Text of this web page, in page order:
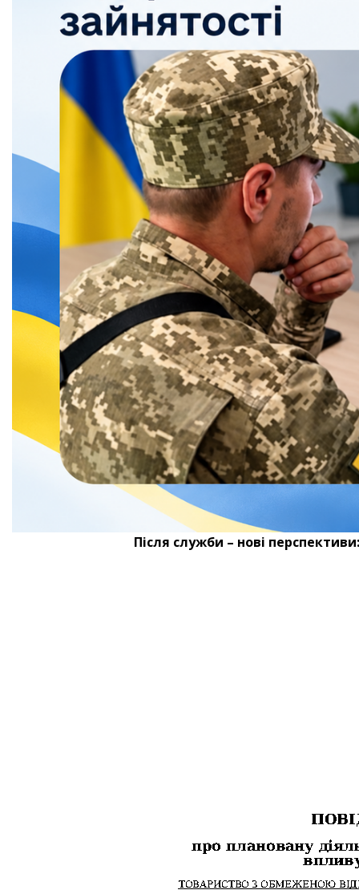
Після служби – нові